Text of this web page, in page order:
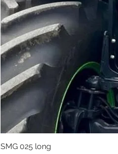
SMG 025 long